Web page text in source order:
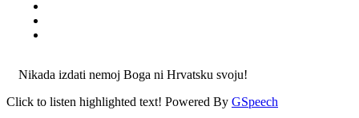
Nikada izdati nemoj Boga ni Hrvatsku svoju!
Click to listen highlighted text! Powered By GSpeech